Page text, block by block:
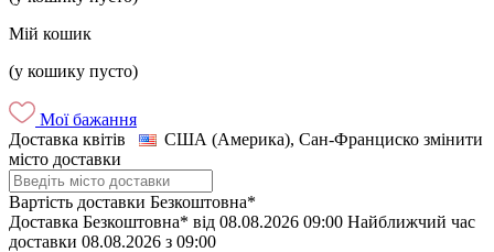
Мій кошик
(у кошику пусто)
Мої бажання
Доставка квітів
США (Америка), Сан-Франциско змінити
місто доставки
Вартість доставки Безкоштовна*
Доставка Безкоштовна* від 08.08.2026 09:00 Найближчий час
доставки 08.08.2026 з 09:00